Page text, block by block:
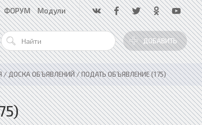
ФОРУМ Модули
ДОБАВИТЬ
/ ДОСКА ОБЪЯВЛЕНИЙ / ПОДАТЬ ОБЪЯВЛЕНИЕ (175)